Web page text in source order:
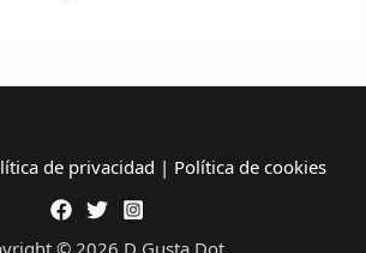
de privacidad | Política de cookies